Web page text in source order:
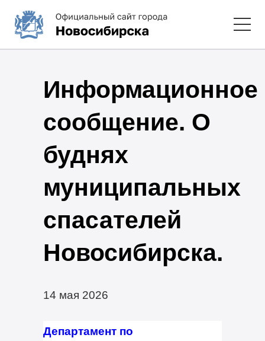
Информационное
сообщение. О
буднях
муниципальных
спасателей
Новосибирска.
14 мая 2026
Департамент по